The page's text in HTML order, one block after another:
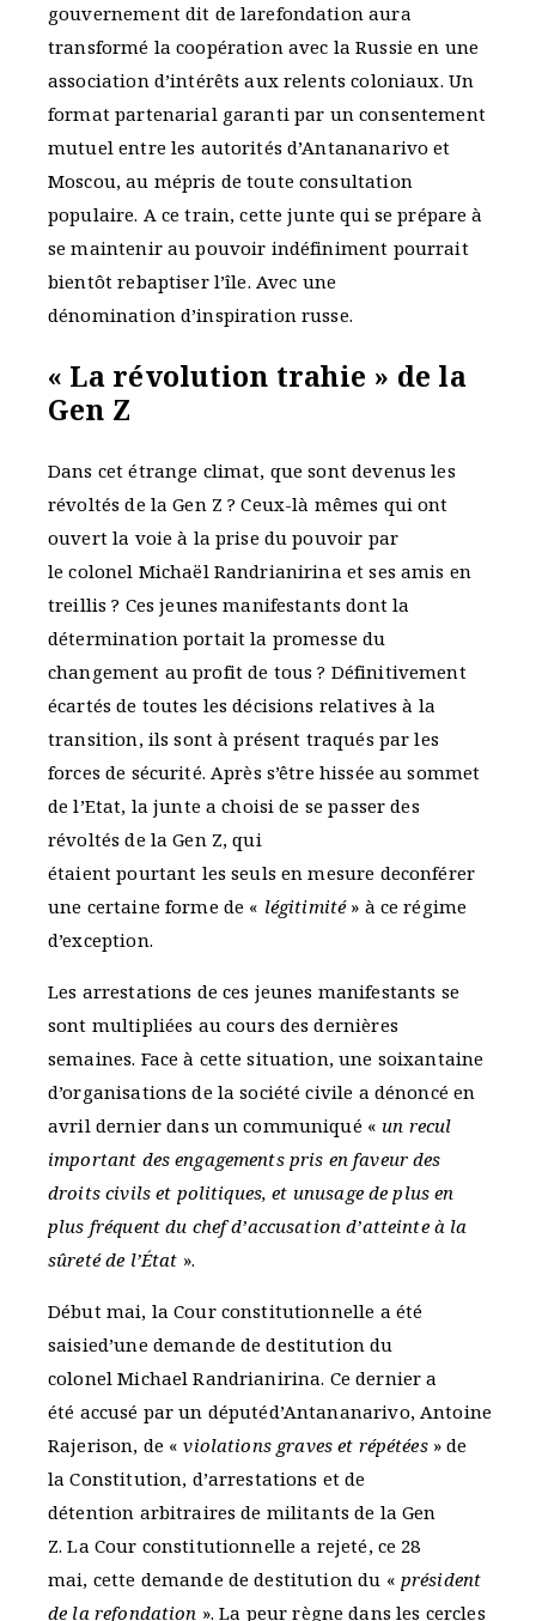
gouvernement dit de larefondation aura
transformé la coopération avec la Russie en une
association d’intérêts aux relents coloniaux. Un
format partenarial garanti par un consentement
mutuel entre les autorités d’Antananarivo et
Moscou, au mépris de toute consultation
populaire. A ce train, cette junte qui se prépare à
se maintenir au pouvoir indéfiniment pourrait
bientôt rebaptiser l’île. Avec une
dénomination d’inspiration russe.
« La révolution trahie » de la
Gen Z
Dans cet étrange climat, que sont devenus les
révoltés de la Gen Z ? Ceux-là mêmes qui ont
ouvert la voie à la prise du pouvoir par
le colonel Michaël Randrianirina et ses amis en
treillis ? Ces jeunes manifestants dont la
détermination portait la promesse du
changement au profit de tous ? Définitivement
écartés de toutes les décisions relatives à la
transition, ils sont à présent traqués par les
forces de sécurité. Après s’être hissée au sommet
de l’Etat, la junte a choisi de se passer des
révoltés de la Gen Z, qui
étaient pourtant les seuls en mesure deconférer
une certaine forme de « légitimité» à ce régime
d’exception.
Les arrestations de ces jeunes manifestants se
sont multipliées au cours des dernières
semaines. Face à cette situation, une soixantaine
d’organisations de la société civile a dénoncé en
avril dernier dans un communiqué « un recul
important des engagements pris en faveur des
droits civils et politiques, et unusage de plus en
plus fréquent du chef d’accusation d’atteinte à la
sûreté de l’État ».
Début mai, la Cour constitutionnelle a été
saisied’une demande de destitution du
colonel Michael Randrianirina. Ce dernier a
été accusé par un députéd’Antananarivo, Antoine
Rajerison, de «violations graves et répétées» de
la Constitution, d’arrestations et de
détention arbitraires de militants de la Gen
Z. La Cour constitutionnelle a rejeté, ce 28
mai, cette demande de destitution du « président
de la refondation ». La peur règne dans les cercles